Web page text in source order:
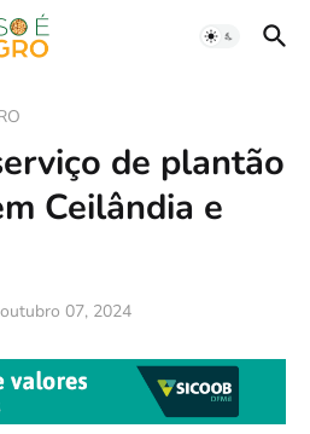
de plantão
Ceilândia e
outubro 07, 2024